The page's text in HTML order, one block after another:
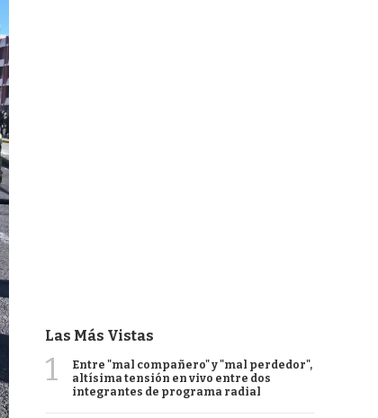
Las Más Vistas
1
Entre "mal compañero" y "mal perdedor",
altísima tensión en vivo entre dos
integrantes de programa radial